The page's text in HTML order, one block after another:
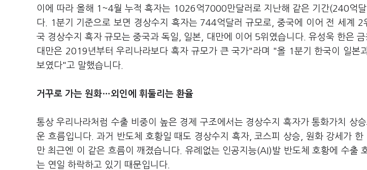
이에 따라 올해 1~4월 누적 흑자는 1026억7000만달러로 지난해 같은 기간(240억
다. 1분기 기준으로 보면 경상수지 흑자는 744억달러 규모로, 중국에 이어 전 세계 2
국 경상수지 흑자 규모는 중국과 독일, 일본, 대만에 이어 5위였습니다. 유성욱 한은
대만은 2019년부터 우리나라보다 흑자 규모가 큰 국가"라며 "올 1분기 한국이 일본
보였다"고 말했습니다.
거꾸로 가는 원화…외인에 휘둘리는 환율
통상 우리나라처럼 수출 비중이 높은 경제 구조에서는 경상수지 흑자가 통화가치 상
운 흐름입니다. 과거 반도체 호황일 때도 경상수지 흑자, 코스피 상승, 원화 강세가 한
만 최근엔 이 같은 흐름이 깨졌습니다. 유례없는 인공지능(AI)발 반도체 호황에 수출
는 연일 하락하고 있기 때문입니다.